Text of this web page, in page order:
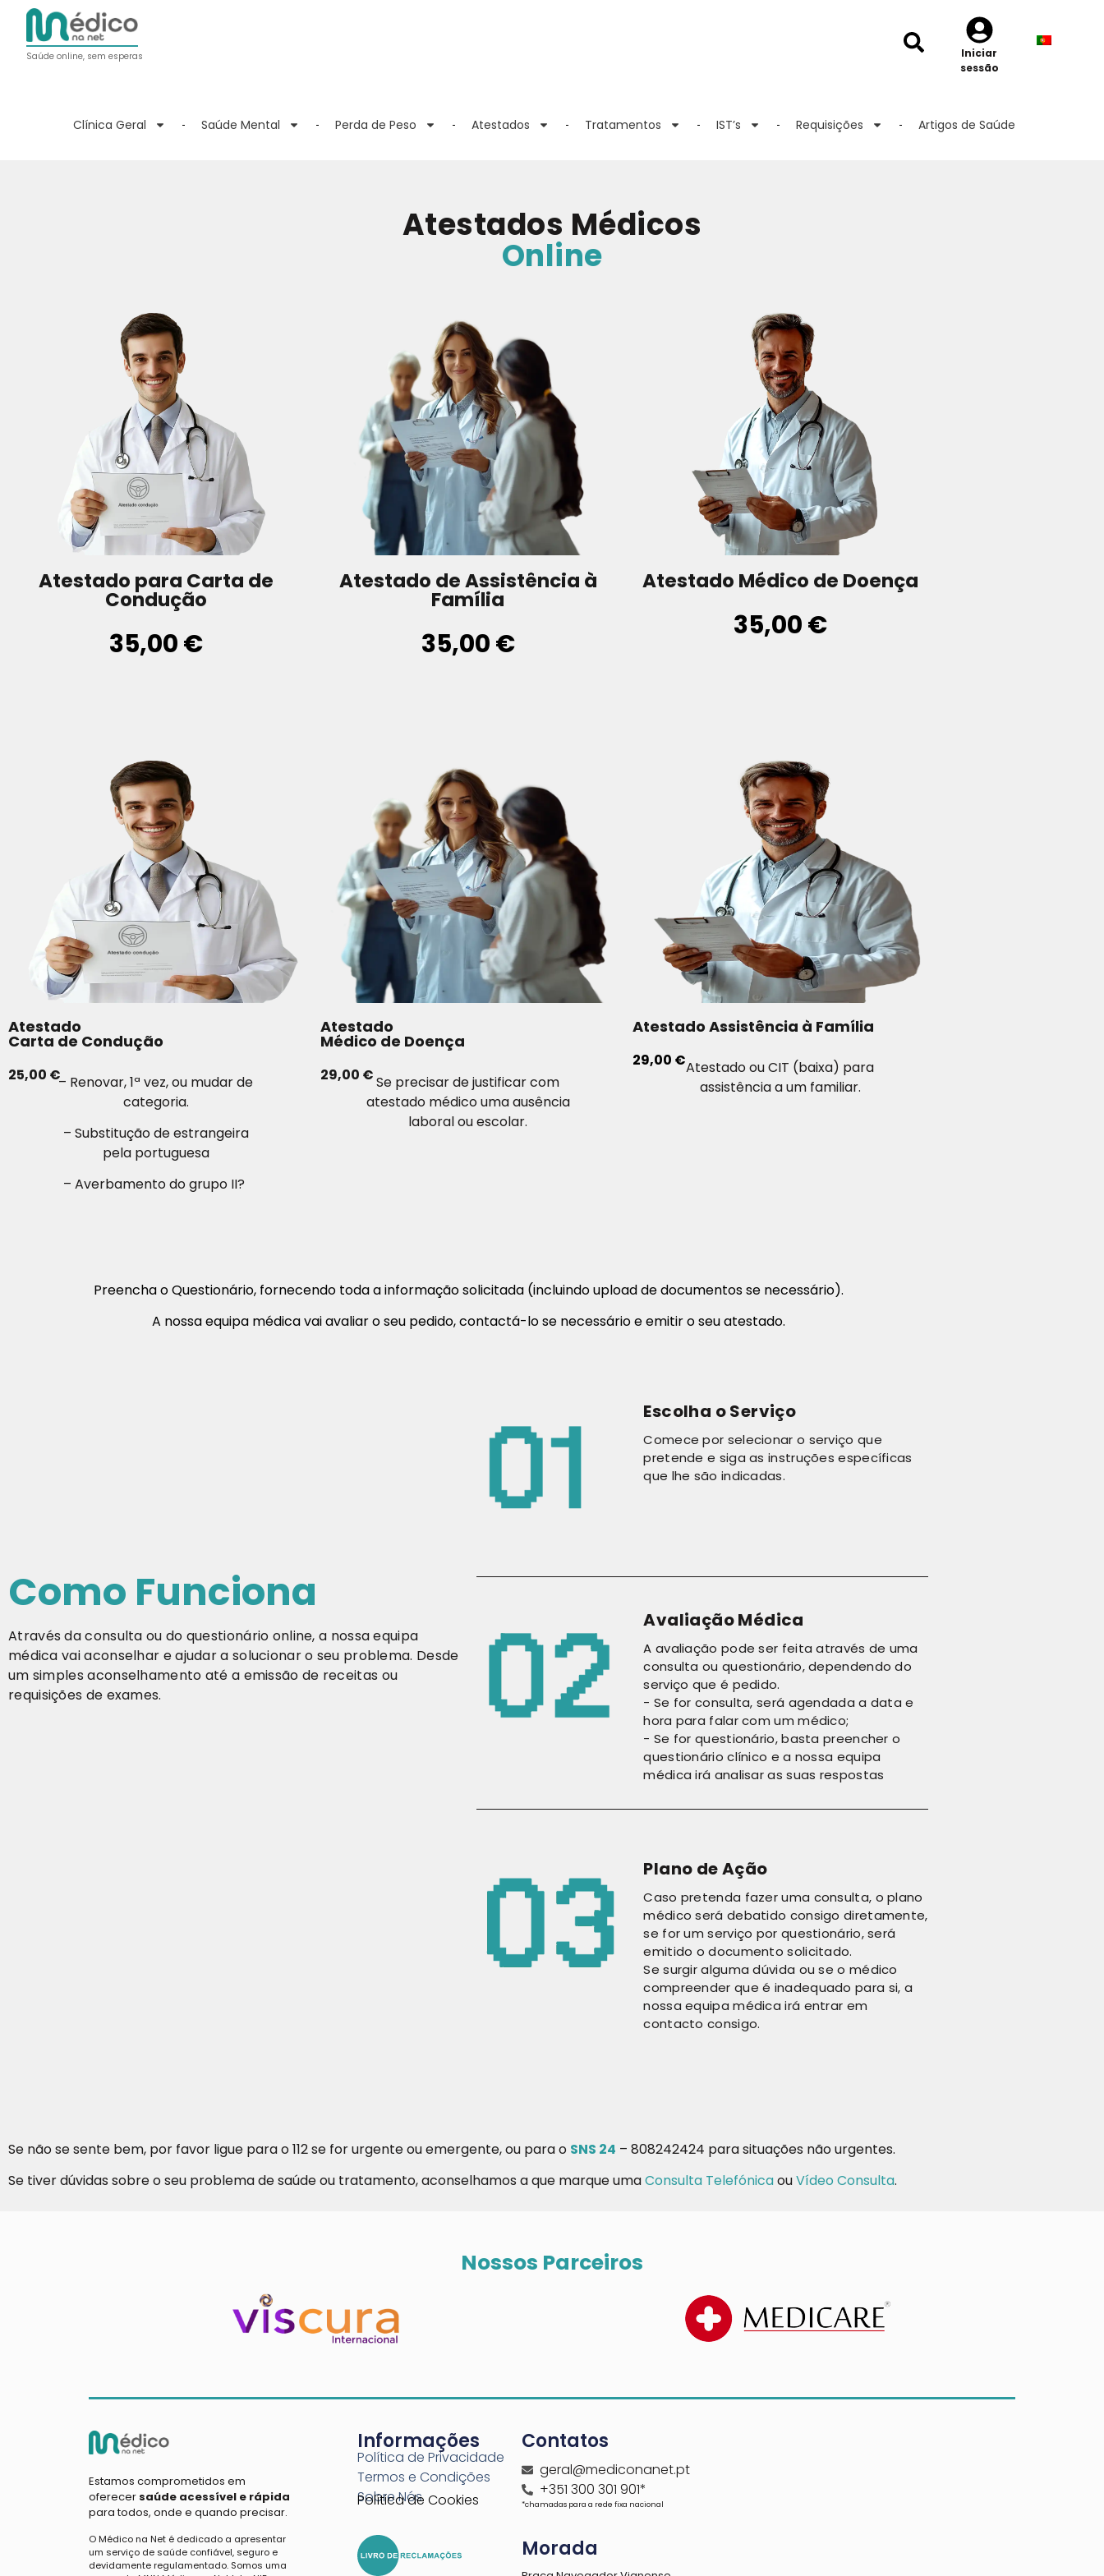
Saúde online, sem esperas
Iniciar
sessão
Clínica Geral Saúde Mental Perda de Peso Atestados Tratamentos IST’s Requisições Artigos de Saúde
Atestados Médicos
Online
Atestado para Carta de
Condução
35,00 €
Atestado de Assistência à
Família
35,00 €
Atestado Médico de Doença
35,00 €
Atestado
Carta de Condução
25,00 €– Renovar, 1ª vez, ou mudar de
categoria.
– Substitução de estrangeira
pela portuguesa
– Averbamento do grupo II?
Atestado
Médico de Doença
29,00 €Se precisar de justificar com
atestado médico uma ausência
laboral ou escolar.
Atestado Assistência à Família
29,00 €Atestado ou CIT (baixa) para
assistência a um familiar.
Preencha o Questionário, fornecendo toda a informação solicitada (incluindo upload de documentos se necessário).
A nossa equipa médica vai avaliar o seu pedido, contactá-lo se necessário e emitir o seu atestado.
Como Funciona
Através da consulta ou do questionário online, a nossa equipa
médica vai aconselhar e ajudar a solucionar o seu problema. Desde
um simples aconselhamento até a emissão de receitas ou
requisições de exames.
Escolha o Serviço
Comece por selecionar o serviço que
pretende e siga as instruções específicas
que lhe são indicadas.
Avaliação Médica
A avaliação pode ser feita através de uma
consulta ou questionário, dependendo do
serviço que é pedido.
- Se for consulta, será agendada a data e
hora para falar com um médico;
- Se for questionário, basta preencher o
questionário clínico e a nossa equipa
médica irá analisar as suas respostas
Plano de Ação
Caso pretenda fazer uma consulta, o plano
médico será debatido consigo diretamente,
se for um serviço por questionário, será
emitido o documento solicitado.
Se surgir alguma dúvida ou se o médico
compreender que é inadequado para si, a
nossa equipa médica irá entrar em
contacto consigo.
Se não se sente bem, por favor ligue para o 112 se for urgente ou emergente, ou para o SNS 24 – 808242424 para situações não urgentes.
Se tiver dúvidas sobre o seu problema de saúde ou tratamento, aconselhamos a que marque umaConsulta TelefónicaouVídeo Consulta.
Nossos Parceiros
Estamos comprometidos em
oferecer saúde acessível e rápida
para todos, onde e quando precisar.
O Médico na Net é dedicado a apresentar
um serviço de saúde confiável, seguro e
devidamente regulamentado. Somos uma
Informações
Política de Privacidade
Termos e Condições
Sobre Nós
Política de Cookies
Contatos
geral@mediconanet.pt
+351 300 301 901*
*chamadas para a rede fixa nacional
Morada